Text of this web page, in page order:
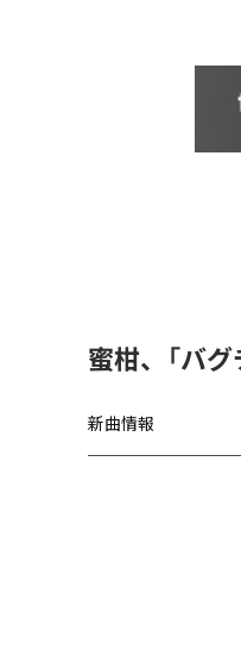
蜜柑、「バ
新曲情報